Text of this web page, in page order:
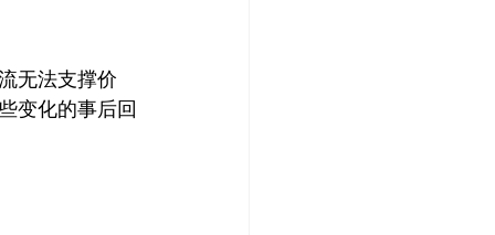
无法支撑价
变化的事后回